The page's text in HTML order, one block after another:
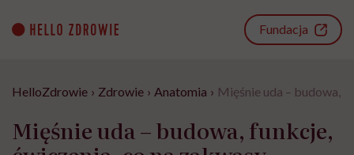
content
Fundacja
HelloZdrowie › Zdrowie › Anatomia › Mięśnie uda – budowa,
Mięśnie uda – budowa, funkcje,